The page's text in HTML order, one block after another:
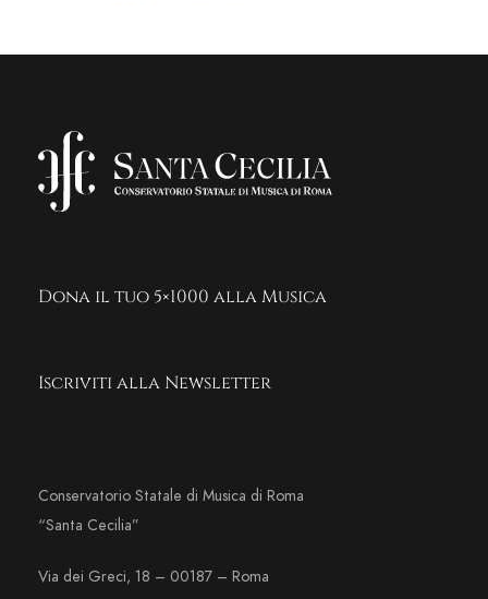
Dona il tuo 5×1000 alla Musica
Iscriviti alla Newsletter
Conservatorio Statale di Musica di Roma
“Santa Cecilia”
Via dei Greci, 18 – 00187 – Roma